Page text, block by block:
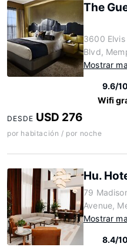
The
3600 Elvis
Blvd,
Mostrar
9.6/10
Wifi
DESDE USD 276
por habitación / por noche
Hu.
79
Avenue,
Mostrar
8.4/10